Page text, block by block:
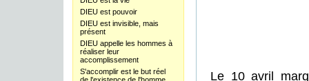
Le 10 avril
DIEU est pouvoir
DIEU est invisible, mais
présent
DIEU appelle les hommes à
réaliser leur
accomplissement
S'accomplir est le but réel